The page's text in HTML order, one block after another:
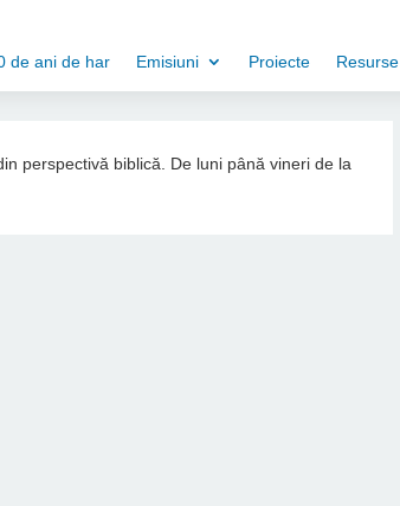
de ani de har Emisiuni Proiecte Resurse
perspectivă biblică. De luni până vineri de la